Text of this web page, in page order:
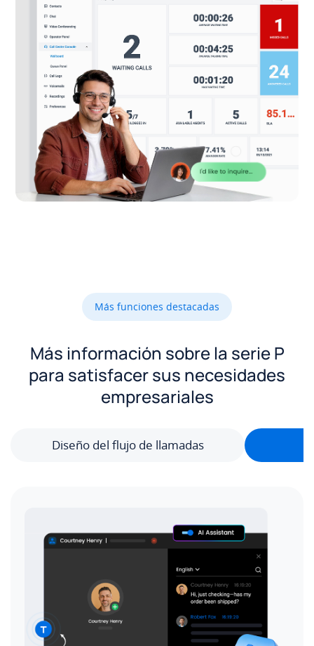
Más funciones destacadas
Más información sobre la serie P
para satisfacer sus necesidades
empresariales
Diseño del flujo de llamadas